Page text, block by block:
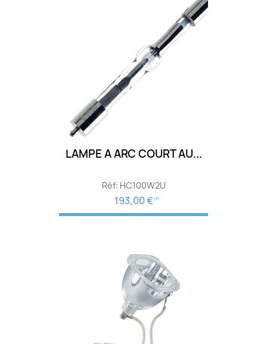
LAMPE A ARC COURT AU...
Réf: HC100W2U
193,00 € HT